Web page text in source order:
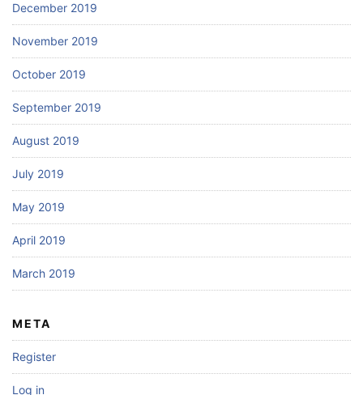
December 2019
November 2019
October 2019
September 2019
August 2019
July 2019
May 2019
April 2019
March 2019
META
Register
Log in